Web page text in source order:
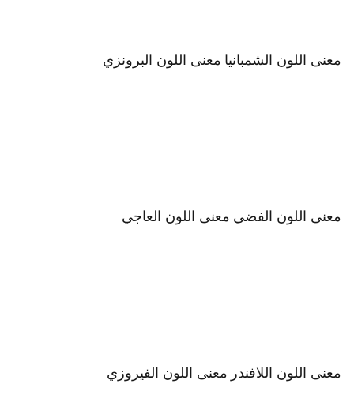
معنى اللون الشمبانيا معنى اللون البرونزي
معنى اللون الفضي معنى اللون العاجي
معنى اللون اللافندر معنى اللون الفيروزي